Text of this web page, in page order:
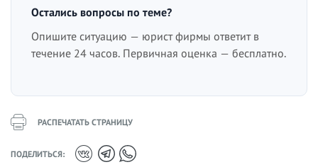
Остались вопросы по теме?
Опишите ситуацию — юрист фирмы ответит в
течение 24 часов. Первичная оценка — бесплатно.
РАСПЕЧАТАТЬ СТРАНИЦУ
ПОДЕЛИТЬСЯ: